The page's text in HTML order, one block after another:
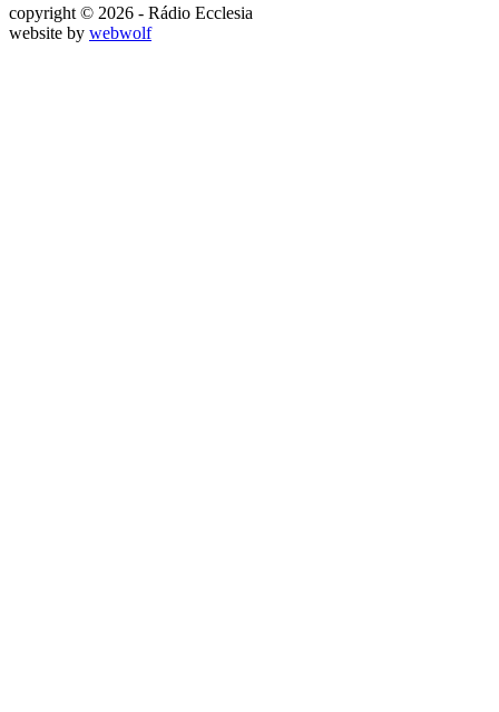
copyright © 2026 - Rádio Ecclesia
website by webwolf